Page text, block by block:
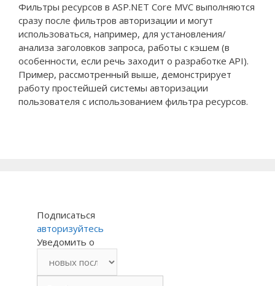
Фильтры ресурсов в ASP.NET Core MVC выполняются
сразу после фильтров авторизации и могут
использоваться, например, для установления/
анализа заголовков запроса, работы с кэшем (в
особенности, если речь заходит о разработке API).
Пример, рассмотренный выше, демонстрирует
работу простейшей системы авторизации
пользователя с использованием фильтра ресурсов.
Подписаться
авторизуйтесь
Уведомить о